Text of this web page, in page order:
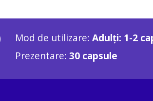
Mod de utilizare: Adulți: 1-2
Prezentare: 30 capsule